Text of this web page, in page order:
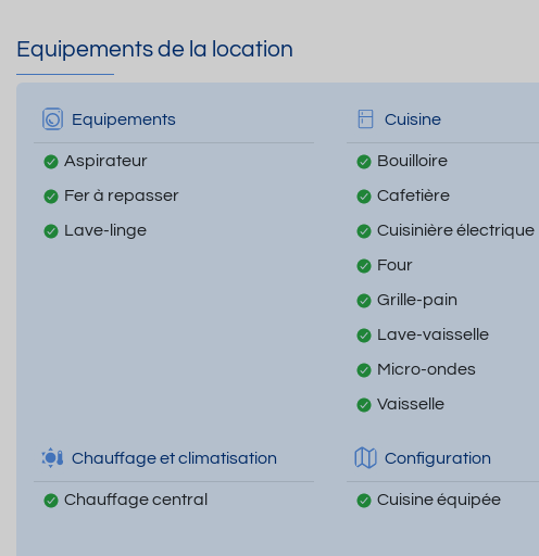
Equipements de la location
Equipements
Aspirateur
Fer à repasser
Lave-linge
Cuisine
Bouilloire
Cafetière
Cuisinière électrique
Four
Grille-pain
Lave-vaisselle
Micro-ondes
Vaisselle
Chauffage et climatisation
Chauffage central
Configuration
Cuisine équipée